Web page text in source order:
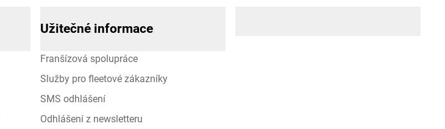
Užitečné informace
Franšízová spolupráce
Služby pro fleetové zákazníky
SMS odhlášení
Odhlášení z newsletteru